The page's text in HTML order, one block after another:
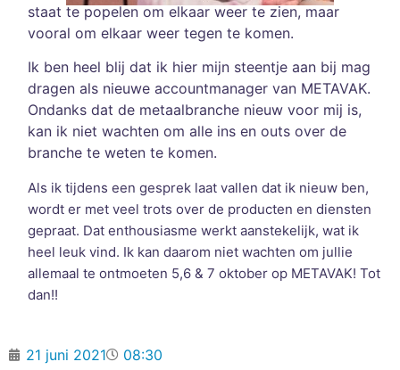
staat te popelen om elkaar weer te zien, maar
vooral om elkaar weer tegen te komen.
Ik ben heel blij dat ik hier mijn steentje aan bij mag
dragen als nieuwe accountmanager van METAVAK.
Ondanks dat de metaalbranche nieuw voor mij is,
kan ik niet wachten om alle ins en outs over de
branche te weten te komen.
Als ik tijdens een gesprek laat vallen dat ik nieuw ben,
wordt er met veel trots over de producten en diensten
gepraat. Dat enthousiasme werkt aanstekelijk, wat ik
heel leuk vind. Ik kan daarom niet wachten om jullie
allemaal te ontmoeten 5,6 & 7 oktober op METAVAK! Tot
dan!!
21 juni 2021 08:30